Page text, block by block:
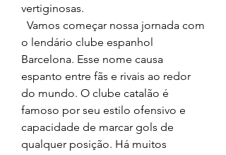
vertiginosas.
o lendário clube espanhol
Barcelona. Esse nome causa
espanto entre fãs e rivais ao redor
do mundo. O clube catalão é
famoso por seu estilo ofensivo e
capacidade de marcar gols de
qualquer posição. Há muitos